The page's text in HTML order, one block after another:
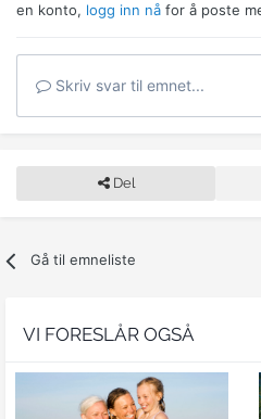
en konto, logg inn nå for å poste
Skriv svar til emnet...
Del
Gå til emneliste
VI FORESLÅR OGSÅ